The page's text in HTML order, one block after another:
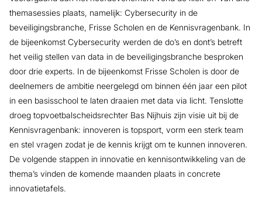
themasessies plaats, namelijk: Cybersecurity in de
beveiligingsbranche, Frisse Scholen en de Kennisvragenbank. In
de bijeenkomst Cybersecurity werden de do’s en dont’s betreft
het veilig stellen van data in de beveiligingsbranche besproken
door drie experts. In de bijeenkomst Frisse Scholen is door de
deelnemers de ambitie neergelegd om binnen één jaar een pilot
in een basisschool te laten draaien met data via licht. Tenslotte
droeg topvoetbalscheidsrechter Bas Nijhuis zijn visie uit bij de
Kennisvragenbank: innoveren is topsport, vorm een sterk team
en stel vragen zodat je de kennis krijgt om te kunnen innoveren.
De volgende stappen in innovatie en kennisontwikkeling van de
thema’s vinden de komende maanden plaats in concrete
innovatietafels.